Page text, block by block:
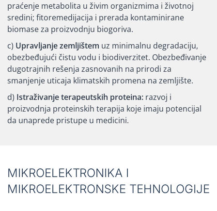
praćenje metabolita u živim organizmima i životnoj
sredini; fitoremedijacija i prerada kontaminirane
biomase za proizvodnju biogoriva.
c) Upravljanje zemljištem uz minimalnu degradaciju,
obezbeđujući čistu vodu i biodiverzitet. Obezbeđivanje
dugotrajnih rešenja zasnovanih na prirodi za
smanjenje uticaja klimatskih promena na zemljište.
d) Istraživanje terapeutskih proteina: razvoj i
proizvodnja proteinskih terapija koje imaju potencijal
da unaprede pristupe u medicini.
MIKROELEKTRONIKA I
MIKROELEKTRONSKE TEHNOLOGIJE